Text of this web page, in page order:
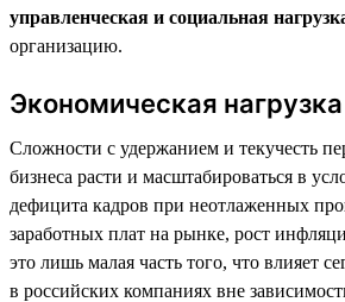
управленческая и социальная
организацию.
Экономическая нагрузка
Сложности с удержанием и текучесть
бизнеса расти и масштабироваться в
дефицита кадров при неотлаженных
заработных плат на рынке, рост
это лишь малая часть того, что влияет
в российских компаниях вне